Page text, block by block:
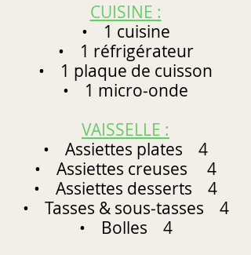
CUISINE :
• 1 cuisine
• 1 réfrigérateur
• 1 plaque de cuisson
• 1 micro‐onde
VAISSELLE :
• Assiettes plates 4
• Assiettes creuses 4
• Assiettes desserts 4
• Tasses & sous‐tasses 4
• Bolles 4